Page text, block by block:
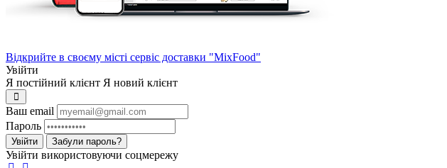
Відкрийте в своєму місті сервіс доставки "MixFood"
Увійти
Я постійний клієнт Я новий клієнт
Ваш email
Пароль
Увійти Забули пароль?
Увійти використовуючи соцмережу